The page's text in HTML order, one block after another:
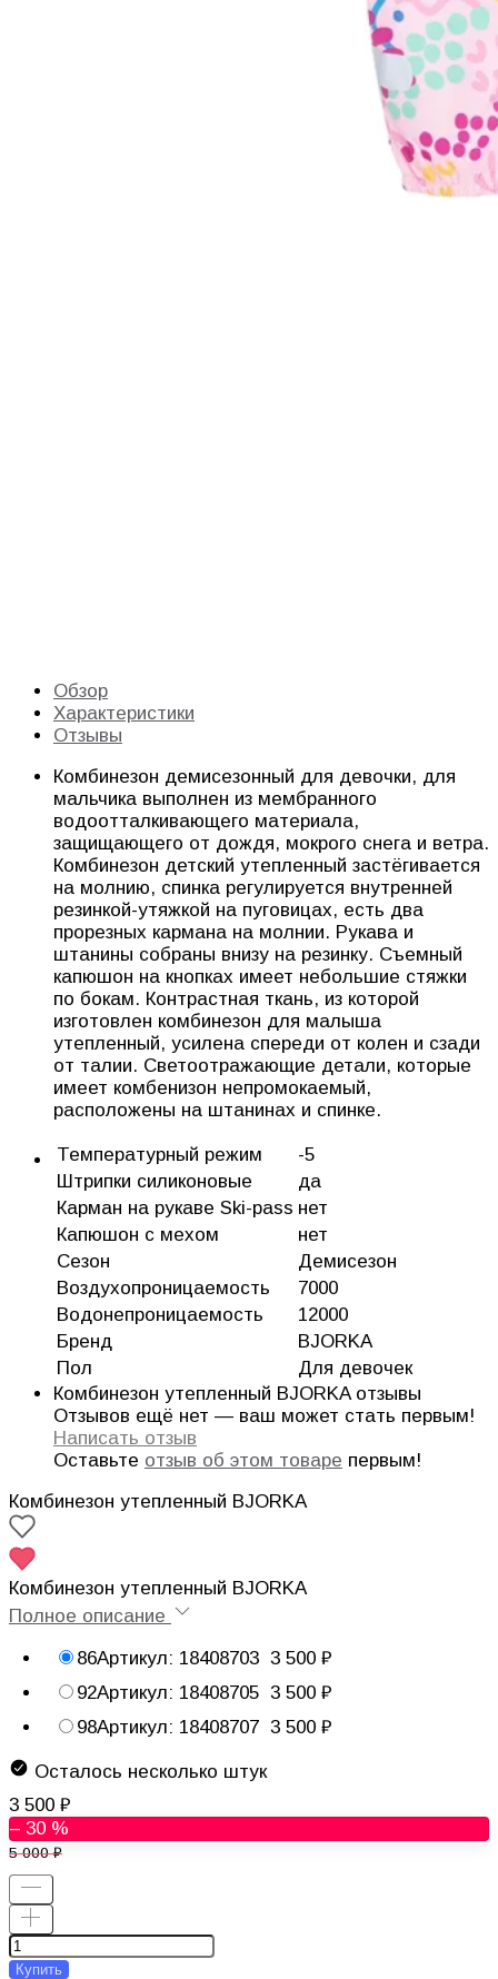
Обзор
Характеристики
Отзывы
Комбинезон демисезонный для девочки, для
мальчика выполнен из мембранного
водоотталкивающего материала,
защищающего от дождя, мокрого снега и ветра.
Комбинезон детский утепленный застёгивается
на молнию, спинка регулируется внутренней
резинкой-утяжкой на пуговицах, есть два
прорезных кармана на молнии. Рукава и
штанины собраны внизу на резинку. Съемный
капюшон на кнопках имеет небольшие стяжки
по бокам. Контрастная ткань, из которой
изготовлен комбинезон для малыша
утепленный, усилена спереди от колен и сзади
от талии. Светоотражающие детали, которые
имеет комбенизон непромокаемый,
расположены на штанинах и спинке.
Температурный режим
-5
Штрипки силиконовые
да
Карман на рукаве Ski-pass нет
Капюшон с мехом
нет
Сезон
Демисезон
Воздухопроницаемость
7000
Водонепроницаемость
12000
Бренд
BJORKA
Пол
Для девочек
Комбинезон утепленный BJORKA отзывы
Отзывов ещё нет — ваш может стать первым!
Написать отзыв
Оставьте отзыв об этом товаре первым!
Комбинезон утепленный BJORKA
Комбинезон утепленный BJORKA
Полное описание
86Артикул: 18408703 3 500
92Артикул: 18408705 3 500
98Артикул: 18408707 3 500
Осталось несколько штук
3 500
– 30 %
5 000
Купить